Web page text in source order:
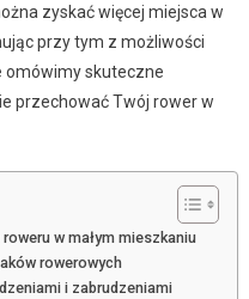
zyskać więcej miejsca w
przy tym z możliwości
omówimy skuteczne
przechować Twój rower w
w małym mieszkaniu
rowerowych
i zabrudzeniami